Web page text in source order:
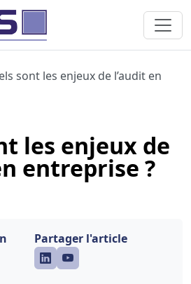
sont les enjeux de l’audit en
les enjeux de
entreprise ?
Partager l'article